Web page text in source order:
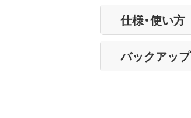
仕様・使い方
バックアップ